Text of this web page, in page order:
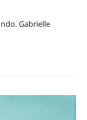
Gabrielle